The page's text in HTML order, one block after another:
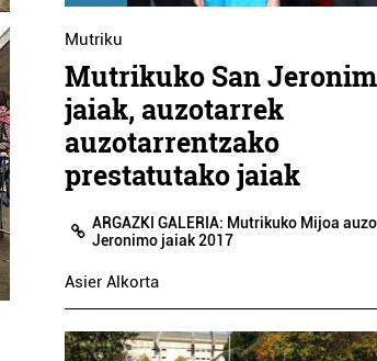
Mutriku
Mutrikuko San
jaiak, auzotarrek
auzotarrentzako
prestatutako jaiak
ARGAZKI GALERIA: Mutrikuko Mijoa
Jeronimo jaiak 2017
Asier Alkorta